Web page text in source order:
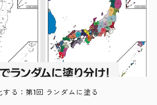
る：第1回 ランダムに塗る